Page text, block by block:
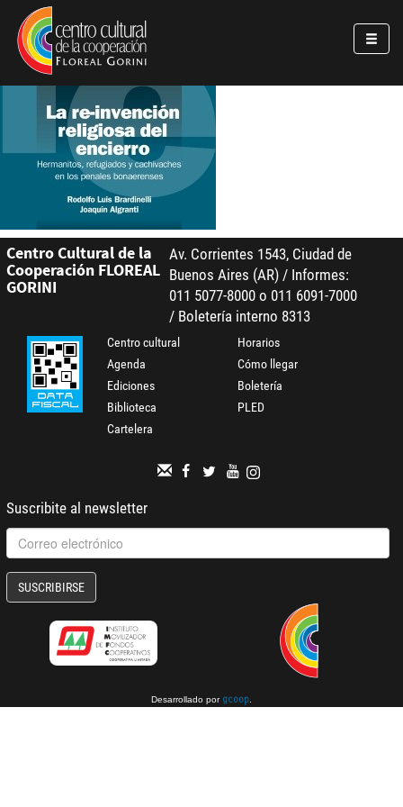
Pasar al contenido principal
Jump to main content
Centro Cultural de la
Cooperación FLOREAL
GORINI
Av. Corrientes 1543, Ciudad de
Buenos Aires (AR) / Informes:
011 5077-8000 o 011 6091-7000
/ Boletería interno 8313
Centro cultural
Agenda
Ediciones
Biblioteca
Cartelera
Horarios
Cómo llegar
Boletería
PLED
Suscribite al newsletter
SUSCRIBIRSE
Desarrollado por gcoop.